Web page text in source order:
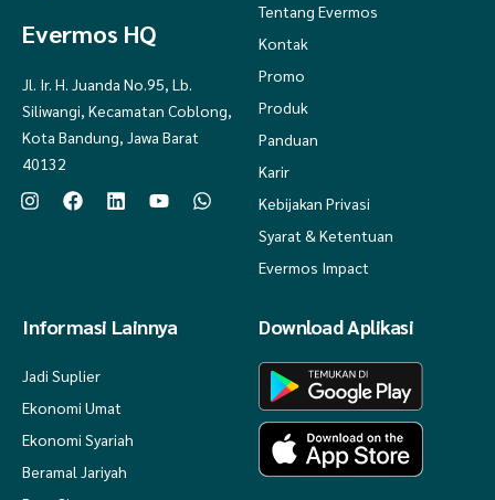
Evermos HQ
Jl. Ir. H. Juanda No.95, Lb.
Siliwangi, Kecamatan Coblong,
Kota Bandung, Jawa Barat
40132
Tentang Evermos
Kontak
Promo
Produk
Panduan
Karir
Kebijakan Privasi
Syarat & Ketentuan
Evermos Impact
Informasi Lainnya
Jadi Suplier
Ekonomi Umat
Ekonomi Syariah
Beramal Jariyah
Download Aplikasi